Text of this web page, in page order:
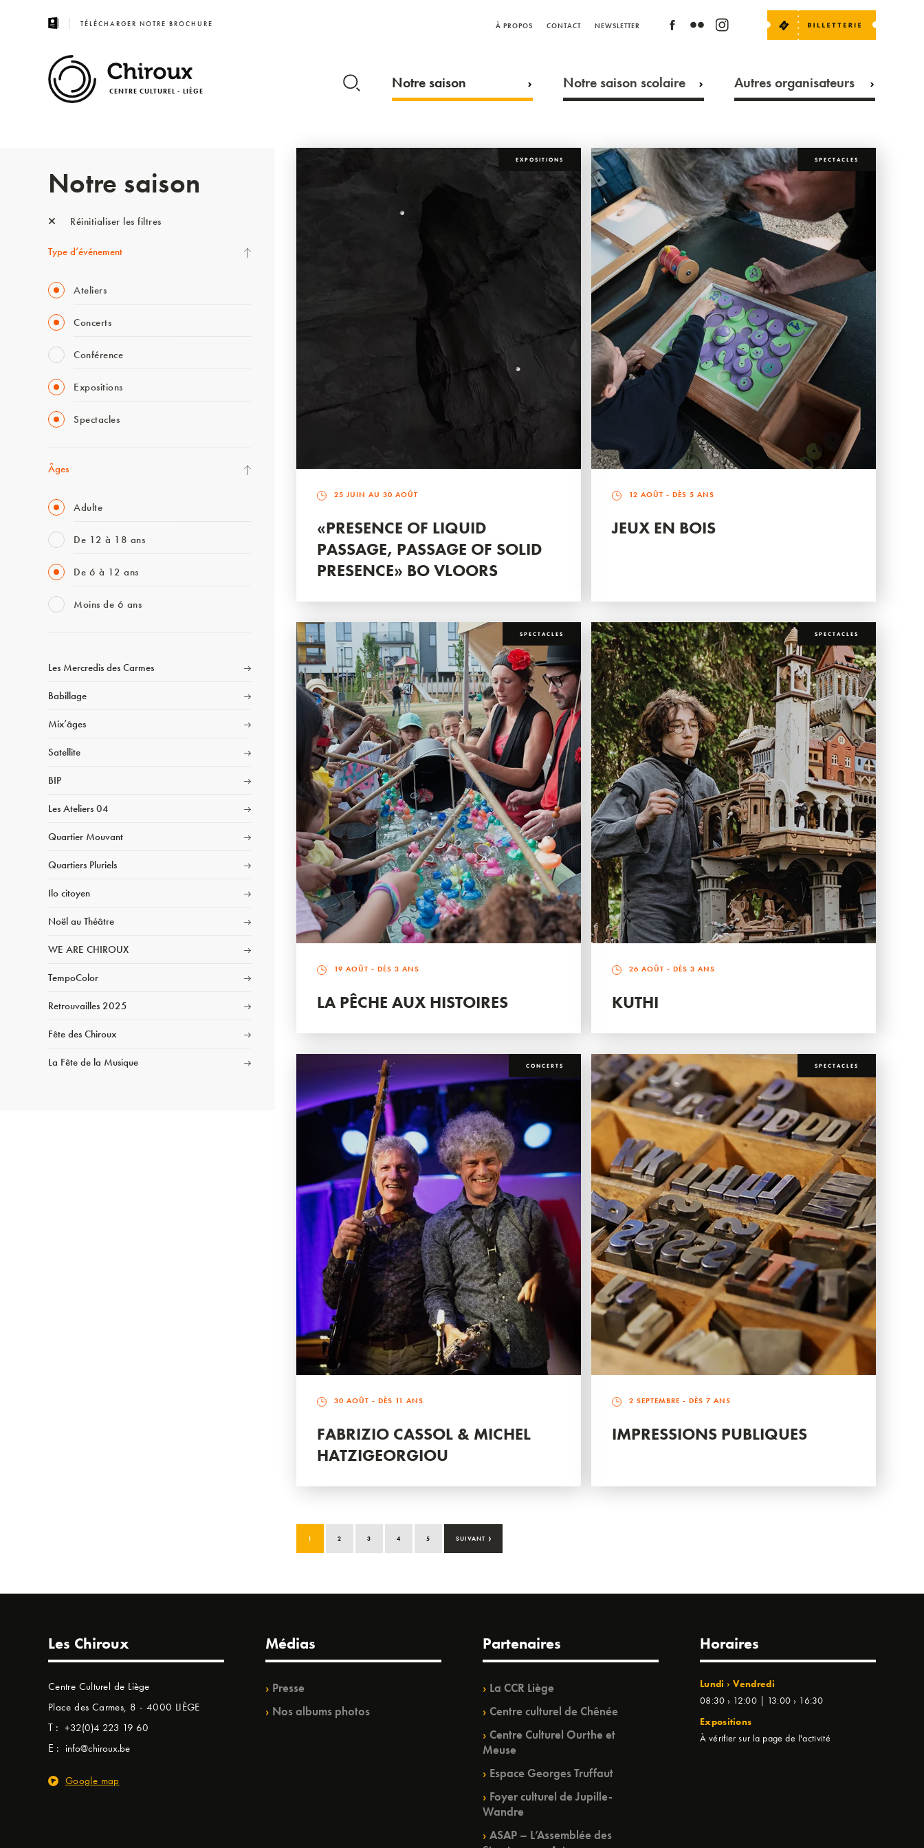
TÉLÉCHARGER NOTRE BROCHURE À PROPOS CONTACT NEWSLETTER
CENTRE CULTUREL - LIÈGE Notre saison Notre saison scolaire Autres organisateurs
Notre saison
Réinitialiser les filtres
Type d’événement
Ateliers
Concerts
Conférence
Expositions
Spectacles
Âges
Adulte
De 12 à 18 ans
De 6 à 12 ans
Moins de 6 ans
Les Mercredis des Carmes
Babillage
Mix’âges
Satellite
BIP
Les Ateliers 04
Quartier Mouvant
Quartiers Pluriels
Ilo citoyen
Noël au Théâtre
WE ARE CHIROUX
TempoColor
Retrouvailles 2025
Fête des Chiroux
La Fête de la Musique
EXPOSITIONS
25 JUIN AU 30 AOÛT
«PRESENCE OF LIQUID
PASSAGE, PASSAGE OF SOLID
PRESENCE» BO VLOORS
SPECTACLES
12 AOÛT - DÈS 5 ANS
JEUX EN BOIS
SPECTACLES
19 AOÛT - DÈS 3 ANS
LA PÊCHE AUX HISTOIRES
SPECTACLES
26 AOÛT - DÈS 3 ANS
KUTHI
CONCERTS
30 AOÛT - DÈS 11 ANS
FABRIZIO CASSOL & MICHEL
HATZIGEORGIOU
SPECTACLES
2 SEPTEMBRE - DÈS 7 ANS
IMPRESSIONS PUBLIQUES
1 2 3 4 5 SUIVANT ›
Les Chiroux
Centre Culturel de Liège
Place des Carmes, 8 - 4000 LIÈGE
T : +32(0)4 223 19 60
E : info@chiroux.be
Google map
Médias
Presse
Nos albums photos
Partenaires
La CCR Liège
Centre culturel de Chênée
Centre Culturel Ourthe et
Meuse
Espace Georges Truffaut
Foyer culturel de Jupille-
Wandre
ASAP – L’Assemblée des
Horaires
Lundi › Vendredi
08:30 › 12:00 | 13:00 › 16:30
Expositions
À vérifier sur la page de l'activité